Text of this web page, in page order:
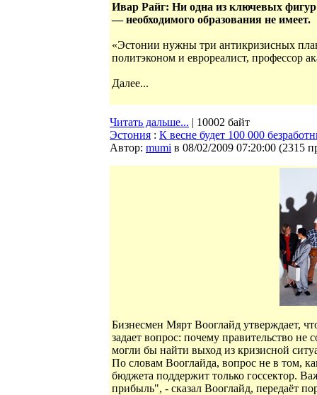
Ивар Райг: Ни одна из ключевых
— необходимого образования не имеет.
«Эстонии нужны три антикризисных
политэконом и еврореалист, профессор
Далее...
Читать дальше... | 10002 байт
Эстония : К весне будет 100 000
Автор: mumi в 08/02/2009 07:20:00 (2315
Бизнесмен Мярт Вооглайд утверждает,
задает вопрос: почему правительство
могли бы найти выход из кризисной
По словам Вооглайда, вопрос не в том,
бюджета поддержит только госсектор.
прибыль", - сказал Вооглайд, передаёт